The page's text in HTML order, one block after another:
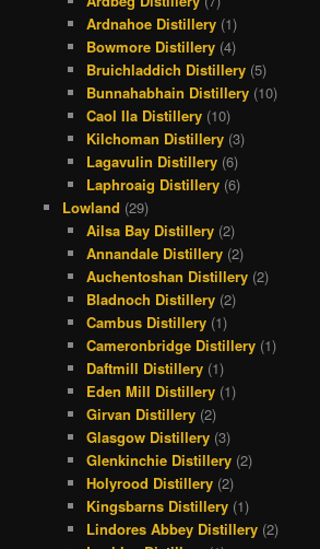
Ardnahoe Distillery (1)
Bowmore Distillery (4)
Bruichladdich Distillery (5)
Bunnahabhain Distillery (10)
Caol Ila Distillery (10)
Kilchoman Distillery (3)
Lagavulin Distillery (6)
Laphroaig Distillery (6)
Lowland (29)
Ailsa Bay Distillery (2)
Annandale Distillery (2)
Auchentoshan Distillery (2)
Bladnoch Distillery (2)
Cambus Distillery (1)
Cameronbridge Distillery (1)
Daftmill Distillery (1)
Eden Mill Distillery (1)
Girvan Distillery (2)
Glasgow Distillery (3)
Glenkinchie Distillery (2)
Holyrood Distillery (2)
Kingsbarns Distillery (1)
Lindores Abbey Distillery (2)